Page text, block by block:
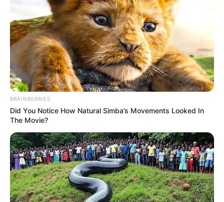
Penulis Naskah: MNC Pictures
Rumah Produksi: MNC Pictures
Channel TV: MNCTV
Jumlah Episode: – Episode
Masa Tayang: 30 September 2019
Jadwal Tayang: Mulai Senin, pukul 12:00 WIB
BRAINBERRIES
Did You Notice How Natural Simba’s Movements Looked In
The Movie?